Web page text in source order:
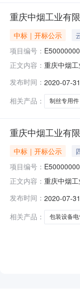
重庆中烟工业有
中标｜开标公示
项目编号：
正文内容： 重庆中烟
投标人名
发布时间： 2020-07-31
相关产品：
制丝专用件
重庆中烟工业有
中标｜开标公示
项目编号：
正文内容： 重庆中烟
传,投标人
发布时间： 2020-07-31
相关产品：
包装设备